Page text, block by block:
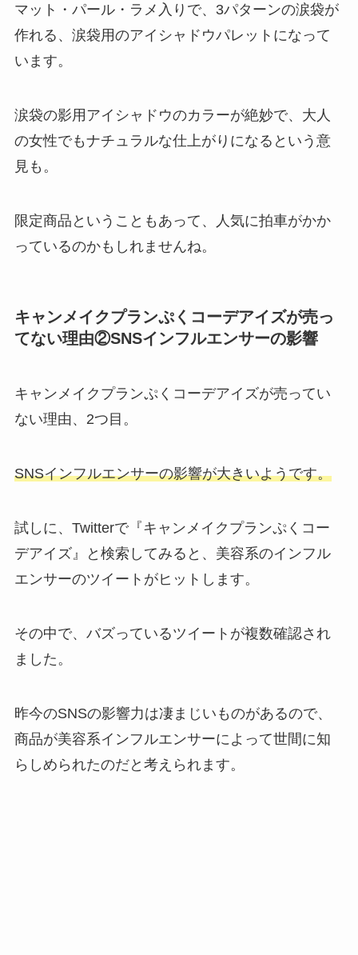
マット・パール・ラメ入りで、3パターンの涙袋が
作れる、涙袋用のアイシャドウパレットになって
います。
涙袋の影用アイシャドウのカラーが絶妙で、大人
の女性でもナチュラルな仕上がりになるという意
見も。
限定商品ということもあって、人気に拍車がかか
っているのかもしれませんね。
キャンメイクプランぷくコーデアイズが売っ
てない理由②SNSインフルエンサーの影響
キャンメイクプランぷくコーデアイズが売ってい
ない理由、2つ目。
SNSインフルエンサーの影響が大きいようです。
試しに、Twitterで『キャンメイクプランぷくコー
デアイズ』と検索してみると、美容系のインフル
エンサーのツイートがヒットします。
その中で、バズっているツイートが複数確認され
ました。
昨今のSNSの影響力は凄まじいものがあるので、
商品が美容系インフルエンサーによって世間に知
らしめられたのだと考えられます。